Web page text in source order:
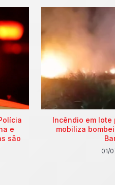
e
são
Incêndio em lote
mobiliza
01/